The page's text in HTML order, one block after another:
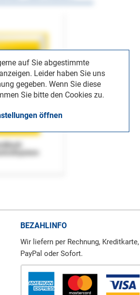
auf Sie abgestimmte
Leider haben Sie uns
gegeben. Wenn Sie diese
Sie bitte den Cookies zu.
öffnen
BEZAHLINFO
Wir liefern per Rechnung, Kreditkarte,
PayPal oder Sofort.